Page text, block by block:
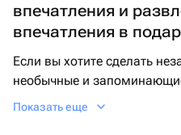
впечатления и
впечатления в
Если вы хотите сделать
необычные и
решением станет
Показать еще